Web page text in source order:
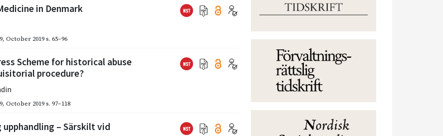
in Denmark
, October 2019s. 65–96
Scheme for historical abuse
procedure?
, October 2019s. 97–118
– Särskilt vid